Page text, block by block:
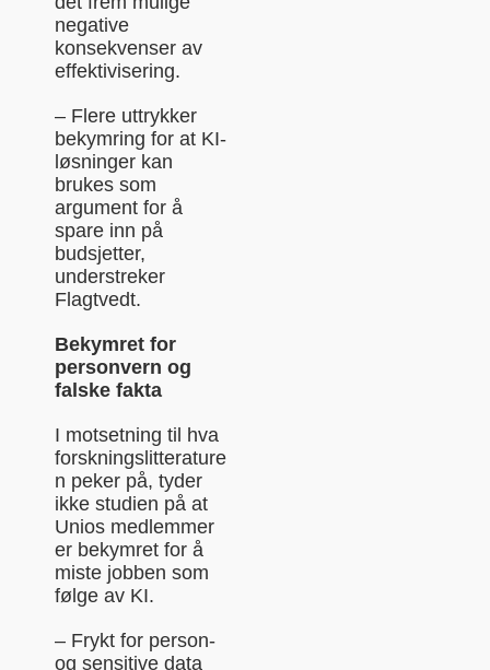
negative
konsekvenser av
effektivisering.
– Flere uttrykker
bekymring for at KI-
løsninger kan
brukes som
argument for å
spare inn på
budsjetter,
understreker
Flagtvedt.
Bekymret for
personvern og
falske fakta
I motsetning til hva
forskningslitterature
n peker på, tyder
ikke studien på at
Unios medlemmer
er bekymret for å
miste jobben som
følge av KI.
– Frykt for person-
og sensitive data